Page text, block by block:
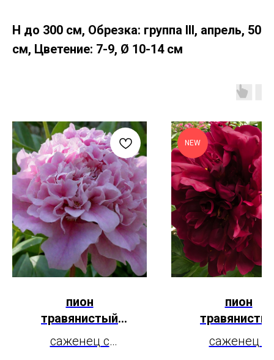
Н до 300 см, Обрезка: группа III, апрель, 50
см, Цветение: 7-9, Ø 10-14 см
пион
травянистый
Эли
саженец с
NEW
пион
Каюзак
саженец с